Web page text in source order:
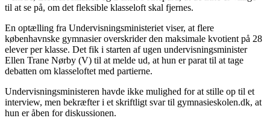
til at se på, om det fleksible klasseloft skal fjernes.
En optælling fra Undervisningsministeriet viser, at flere
københavnske gymnasier overskrider den maksimale kvotient på 28
elever per klasse. Det fik i starten af ugen undervisningsminister
Ellen Trane Nørby (V) til at melde ud, at hun er parat til at tage
debatten om klasseloftet med partierne.
Undervisningsministeren havde ikke mulighed for at stille op til et
interview, men bekræfter i et skriftligt svar til gymnasieskolen.dk, at
hun er åben for diskussionen.